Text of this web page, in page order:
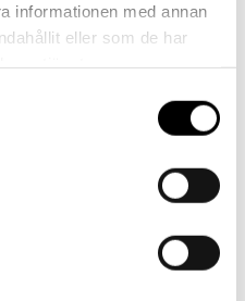
informationen med annan
eller som de har